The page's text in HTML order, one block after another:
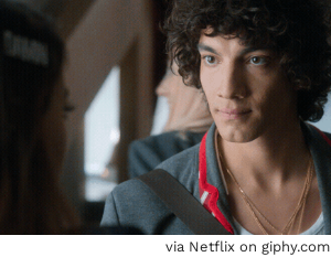
via Netflix on giphy.com